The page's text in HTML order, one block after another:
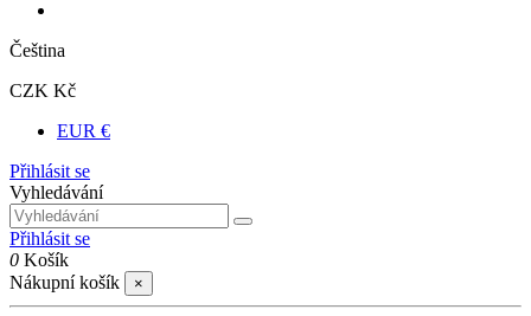
Čeština
CZK Kč
EUR €
Přihlásit se
Vyhledávání
Přihlásit se
0 Košík
Nákupní košík
×